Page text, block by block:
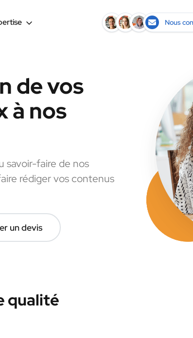
Nous
de vos
à nos
savoir-faire de nos
rédiger vos contenus
un devis
qualité